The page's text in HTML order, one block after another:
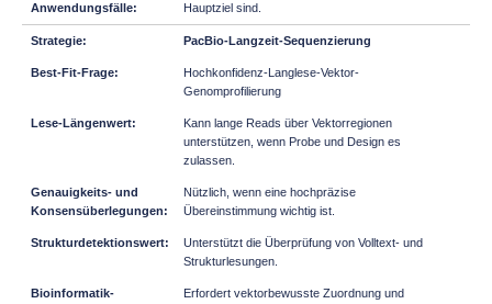
Hauptziel sind.
PacBio-Langzeit-Sequenzierung
Hochkonfidenz-Langlese-Vektor-
Genomprofilierung
Kann lange Reads über Vektorregionen
unterstützen, wenn Probe und Design es
zulassen.
Nützlich, wenn eine hochpräzise
Übereinstimmung wichtig ist.
Unterstützt die Überprüfung von Volltext- und
Strukturlesungen.
Erfordert vektorbewusste Zuordnung und